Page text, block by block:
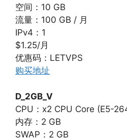
空间：10 GB
流量：100 GB / 月
IPv4：1
$1.25/月
优惠码：LETVPS
购买地址
D_2GB_V
CPU：x2 CPU Core (E5-
内存：2 GB
SWAP：2 GB